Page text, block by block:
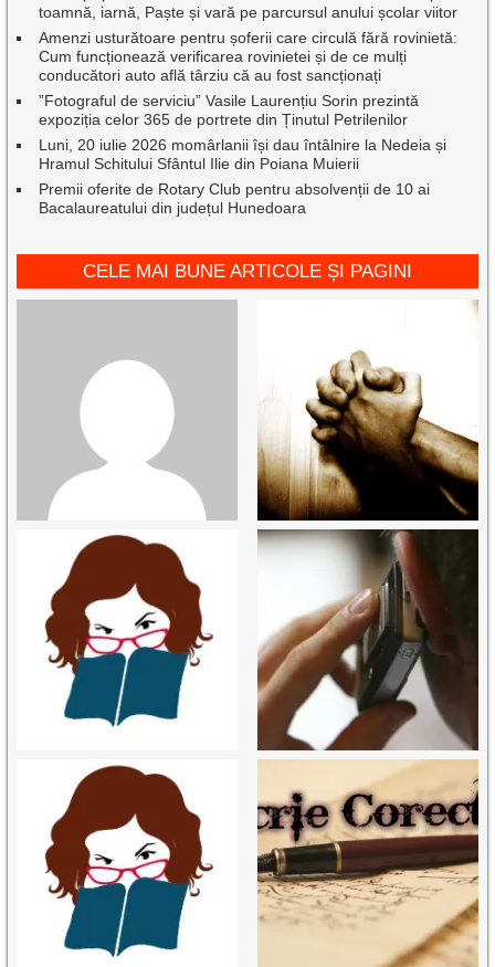
toamnă, iarnă, Paște și vară pe parcursul anului școlar viitor
Amenzi usturătoare pentru șoferii care circulă fără rovinietă:
Cum funcționează verificarea rovinietei și de ce mulți
conducători auto află târziu că au fost sancționați
”Fotograful de serviciu” Vasile Laurențiu Sorin prezintă
expoziția celor 365 de portrete din Ținutul Petrilenilor
Luni, 20 iulie 2026 momârlanii își dau întâlnire la Nedeia și
Hramul Schitului Sfântul Ilie din Poiana Muierii
Premii oferite de Rotary Club pentru absolvenții de 10 ai
Bacalaureatului din județul Hunedoara
CELE MAI BUNE ARTICOLE ȘI PAGINI